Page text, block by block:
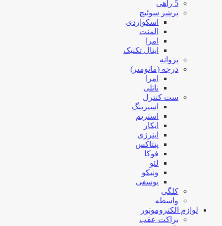
5 راهی
پرشر سوئیچ
اسکواردی
المنت
امرا
ایتال تکنیک
پروانه
درجه (مانومتر)
امرا
ناتلی
ست کنترل
اسپرینگ
استریم
ایکار
اینرژی
پنتاکس
فوکا
لئو
ونیکو
یوسفی
کلگی
واسطه
لوازم الکتروموتور
براکت عقب